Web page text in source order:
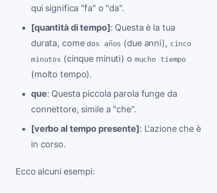
qui significa "fa" o "da".
[quantità di tempo]: Questa è la tua
durata, come dos años (due anni), cinco
minutos (cinque minuti) o mucho tiempo
(molto tempo).
que: Questa piccola parola funge da
connettore, simile a "che".
[verbo al tempo presente]: L'azione che è
in corso.
Ecco alcuni esempi: